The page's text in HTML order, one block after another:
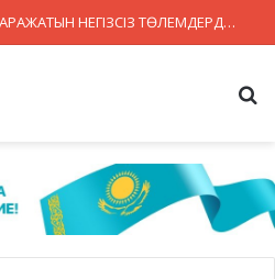
ҚАЗАҚСТАНДА МӘМС ҚАРАЖАТЫН НЕГІЗСІЗ ТӨЛЕМДЕРДЕН ҚОРҒАУДЫҢ ЖАҢА ЖҮЙЕСІ ҚҰРЫЛУДА